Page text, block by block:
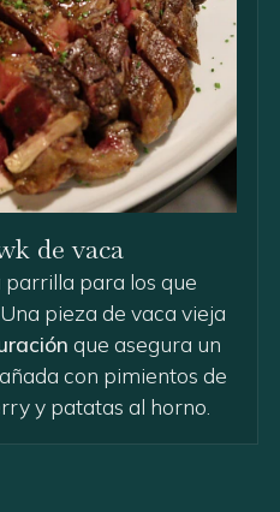
de vaca
para los que
pieza de vaca vieja
que asegura un
con pimientos de
y patatas al horno.